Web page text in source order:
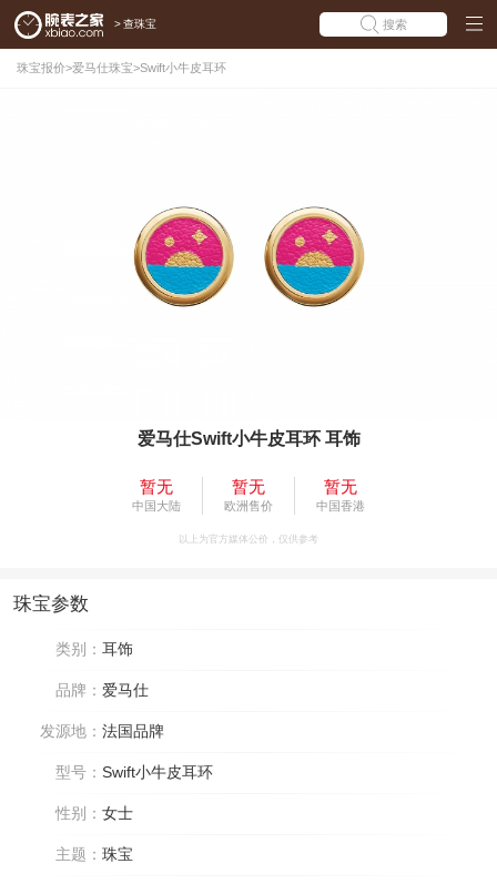
> 查珠宝 搜索
珠宝报价>爱马仕珠宝>Swift小牛皮耳环
爱马仕Swift小牛皮耳环 耳饰
暂无
中国大陆
暂无
欧洲售价
暂无
中国香港
以上为官方媒体公价，仅供参考
珠宝参数
类别： 耳饰
品牌： 爱马仕
发源地： 法国品牌
型号： Swift小牛皮耳环
性别： 女士
主题： 珠宝